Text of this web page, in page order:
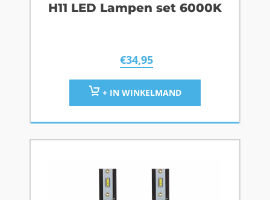
H11 LED Lampen set 6000K
€34,95
+ IN WINKELMAND